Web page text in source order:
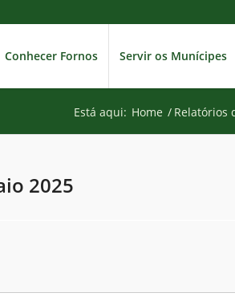
Conhecer Fornos Servir os Munícipes
Está aqui: Home / Relatórios
2025